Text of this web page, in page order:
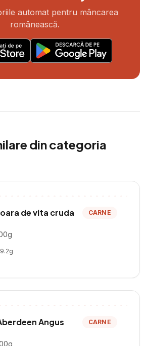
automat pentru mâncarea
românească.
din categoria
de vita cruda CARNE
9.2g
Angus CARNE